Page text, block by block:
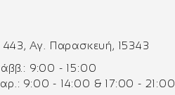
Αγ. Παρασκευή, 15343
9:00 - 15:00
9:00 - 14:00 & 17:00 - 21:00